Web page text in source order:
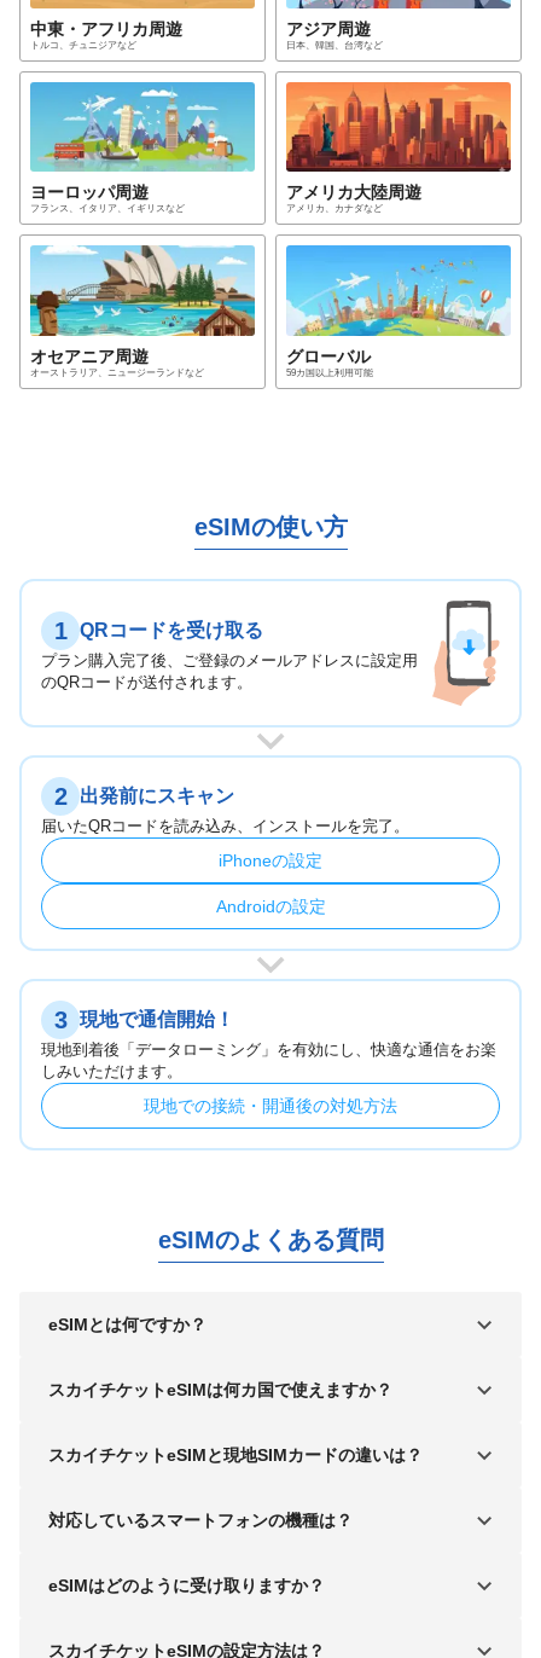
中東・アフリカ周遊
トルコ、チュニジアなど
アジア周遊
日本、韓国、台湾など
ヨーロッパ周遊
フランス、イタリア、イギリスなど
アメリカ大陸周遊
アメリカ、カナダなど
オセアニア周遊
オーストラリア、ニュージーランドなど
グローバル
59カ国以上利用可能
eSIMの使い方
1 QRコードを受け取る
プラン購入完了後、ご登録のメールアドレスに設定用
のQRコードが送付されます。
2 出発前にスキャン
届いたQRコードを読み込み、インストールを完了。
iPhoneの設定
Androidの設定
3 現地で通信開始！
現地到着後「データローミング」を有効にし、快適な通信をお楽
しみいただけます。
現地での接続・開通後の対処方法
eSIMのよくある質問
eSIMとは何ですか？
スカイチケットeSIMは何カ国で使えますか？
スカイチケットeSIMと現地SIMカードの違いは？
対応しているスマートフォンの機種は？
eSIMはどのように受け取りますか？
スカイチケットeSIMの設定方法は？